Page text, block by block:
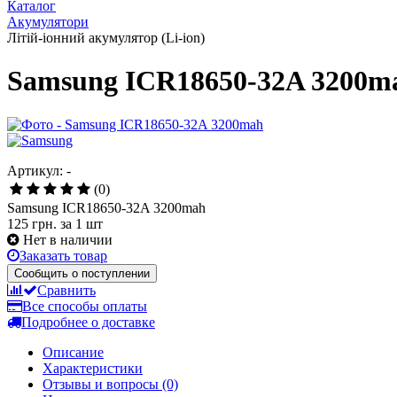
Каталог
Акумулятори
Літій-іонний акумулятор (Li-ion)
Samsung ICR18650-32A
Артикул: -
(0)
Samsung ICR18650-32A 3200mah
125 грн. за 1 шт
Нет в наличии
Заказать товар
Сообщить о поступлении
Сравнить
Все способы оплаты
Подробнее о доставке
Описание
Характеристики
Отзывы и вопросы (0)